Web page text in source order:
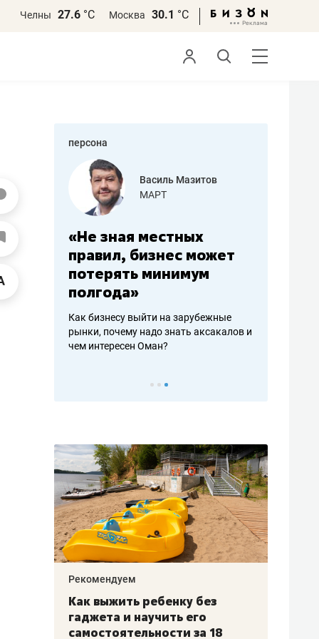
Челны 27.6 °С Москва 30.1 °С
персона
работа
Василь Мазитов
МАРТ
«Не зная местных
правил, бизнес может
потерять минимум
полгода»
Как бизнесу выйти на зарубежные
рынки, почему надо знать аксакалов и
чем интересен Оман?
–
Рекомендуем
Как выжить ребенку без
гаджета и научить его
самостоятельности за 18